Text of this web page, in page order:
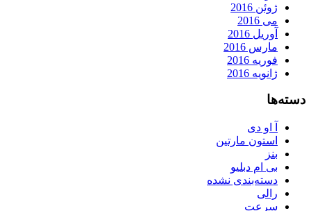
ژوئن 2016
می 2016
آوریل 2016
مارس 2016
فوریه 2016
ژانویه 2016
دسته‌ها
آ او دی
استون مارتین
بنز
بی ام دبلیو
دسته‌بندی نشده
رالی
سرعت